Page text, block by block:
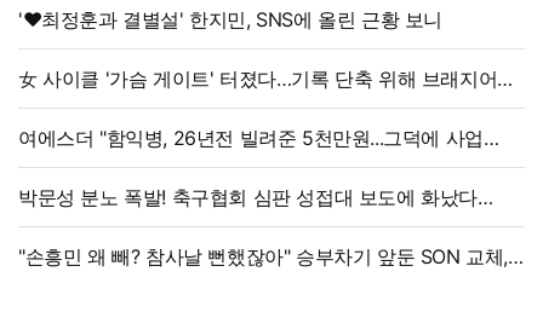
'♥최정훈과 결별설' 한지민, SNS에 올린 근황 보니
女 사이클 '가슴 게이트' 터졌다…기록 단축 위해 브래지어에
솜 넣는다?
여에스더 "함익병, 26년전 빌려준 5천만원...그덕에 사업
시작"
박문성 분노 폭발! 축구협회 심판 성접대 보도에 화났다
"국제 문제로 비화될 수 있어"
"손흥민 왜 빼? 참사날 뻔했잖아" 승부차기 앞둔 SON 교체,